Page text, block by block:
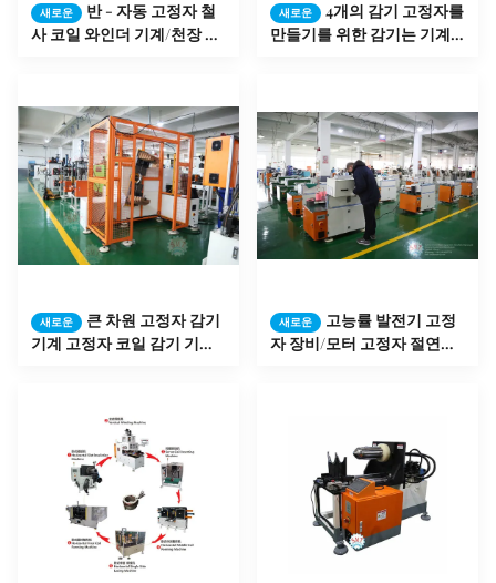
새로운
반 - 자동 고정자 철
사 코일 와인더 기계/천장 선
새로운
4개의 감기 고정자를
만들기를 위한 감기는 기계
새로운
큰 차원 고정자 감기
기계 고정자 코일 감기 기계
새로운
고능률 발전기 고정
자 장비/모터 고정자 절연제